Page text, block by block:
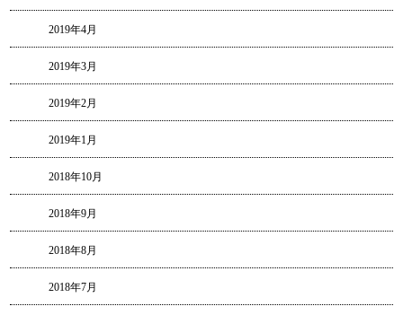
2019年4月
2019年3月
2019年2月
2019年1月
2018年10月
2018年9月
2018年8月
2018年7月